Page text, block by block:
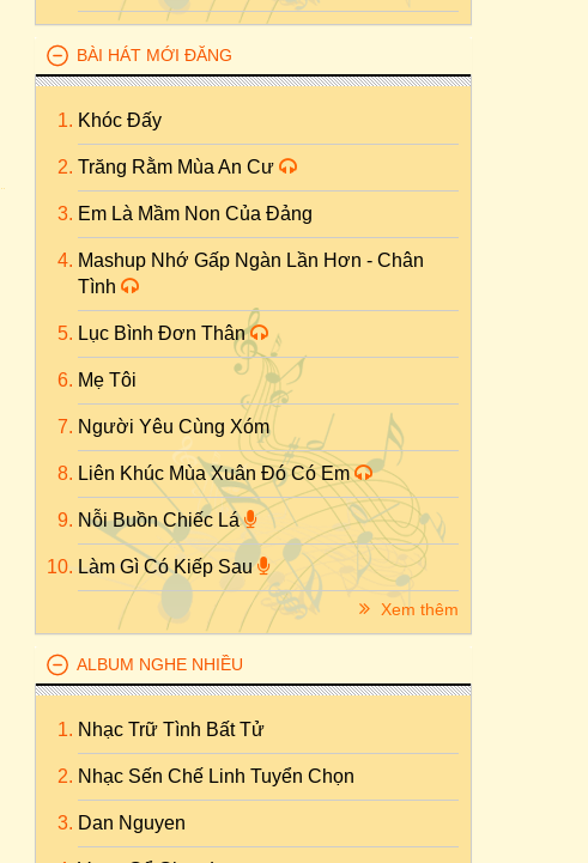
BÀI HÁT MỚI ĐĂNG
Khóc Đấy
Trăng Rằm Mùa An Cư
Em Là Mầm Non Của Đảng
Mashup Nhớ Gấp Ngàn Lần Hơn - Chân
Tình
Lục Bình Đơn Thân
Mẹ Tôi
Người Yêu Cùng Xóm
Liên Khúc Mùa Xuân Đó Có Em
Nỗi Buồn Chiếc Lá
Làm Gì Có Kiếp Sau
Xem thêm
ALBUM NGHE NHIỀU
Nhạc Trữ Tình Bất Tử
Nhạc Sến Chế Linh Tuyển Chọn
Dan Nguyen